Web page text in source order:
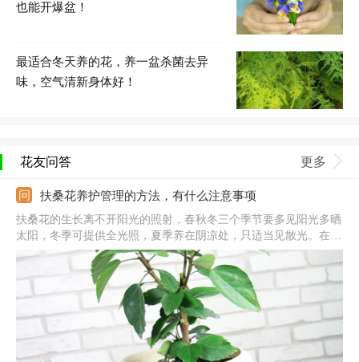
也能开爆盆！
最适合冬天养的花，养一盆杀菌去异
味，空气清新身体好！
花友问答 更多
扶桑花养护管理的方法，有什么注意事项
扶桑花的生长离不开阳光的照射，春秋冬三个季节要多见阳光多晒
太阳，冬季可提供全光照，夏季养在阴凉处，只适当见散光。在生
长期及时浇水，保持盆土湿润，夏季可三天左右浇次水。生长的阶
段合理施肥，可用氮磷钾复合肥，冬季前追肥一次。盆栽养护土壤
要提供好，土质要求疏松、透气、排水、营养。